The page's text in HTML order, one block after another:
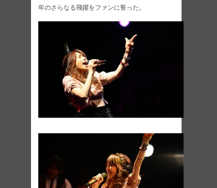
年のさらなる飛躍をファンに誓った。